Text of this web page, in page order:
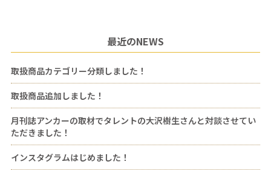
最近のNEWS
取扱商品カテゴリー分類しました！
取扱商品追加しました！
月刊誌アンカーの取材でタレントの大沢樹生さんと対談させてい
ただきました！
インスタグラムはじめました！